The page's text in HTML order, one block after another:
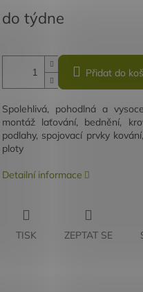
cena:
do týdne
Přidat do
Spolehlivá, pohodlná a
montáž laťování, bednění,
podlahy, spojovací prvky
ploty
Detailní informace
TISK ZEPTAT SE